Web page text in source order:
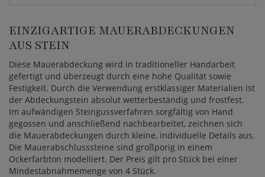
EINZIGARTIGE MAUERABDECKUNGEN
AUS STEIN
Diese Mauerabdeckung wird in traditioneller Handarbeit
gefertigt und überzeugt durch eine hohe Qualität sowie
Festigkeit. Durch die Verwendung erstklassiger Materialien ist
der Abdeckungstein absolut wetterbeständig und frostfest.
Im aufwändigen Steingussverfahren sorgfältig von Hand
gegossen und anschließend nachbearbeitet, zeichnen sich
die Mauerabdeckungen durch kleine, individuelle Details aus.
Die Mauerabschlusssteine sind großporig in einem
Ockerfarbton modelliert. Der Preis gilt pro Stück bei einer
Mindestabnahmemenge von 4 Stück.